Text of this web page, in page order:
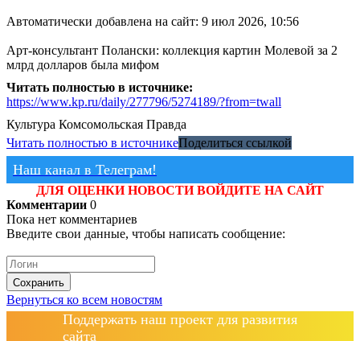
Автоматически добавлена на сайт: 9 июл 2026, 10:56
Арт-консультант Полански: коллекция картин Молевой за 2
млрд долларов была мифом
Читать полностью в источнике:
https://www.kp.ru/daily/277796/5274189/?from=twall
Культура Комсомольская Правда
Читать полностью в источникеПоделиться ссылкой
Наш канал в Телеграм!
ДЛЯ ОЦЕНКИ НОВОСТИ ВОЙДИТЕ НА САЙТ
Комментарии 0
Пока нет комментариев
Введите свои данные, чтобы написать сообщение:
Сохранить
Вернуться ко всем новостям
Поддержать наш проект для развития
сайта